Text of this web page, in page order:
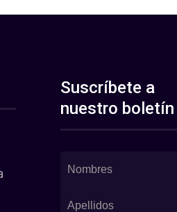
Suscríbete a
nuestro boletín